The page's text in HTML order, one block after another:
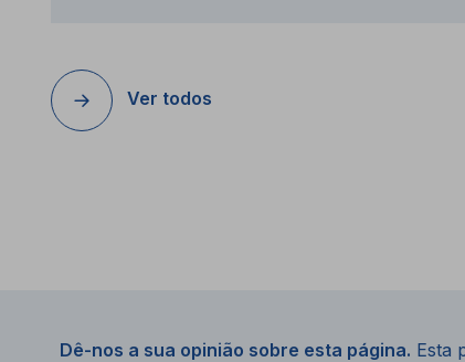
Ver todos
Dê-nos a sua opinião sobre esta página. Esta